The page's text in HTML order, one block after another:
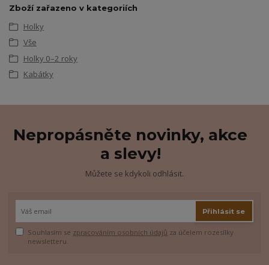
Zboží zařazeno v kategoriích
Holky
Vše
Holky 0–2 roky
Kabátky
Nepropásněte novinky, akce
a slevy!
Můžete se kdykoli odhlásit.
Přihlásit se
Souhlasím se zpracováním osobních údajů za účelem rozesílky
newsletteru.